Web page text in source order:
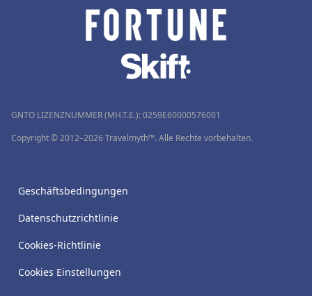
GNTO LIZENZNUMMER (MH.T.E.): 0259Ε60000576001
Copyright © 2012–2026 Travelmyth™. Alle Rechte vorbehalten.
Geschäftsbedingungen
Datenschutzrichtlinie
Cookies-Richtlinie
Cookies Einstellungen